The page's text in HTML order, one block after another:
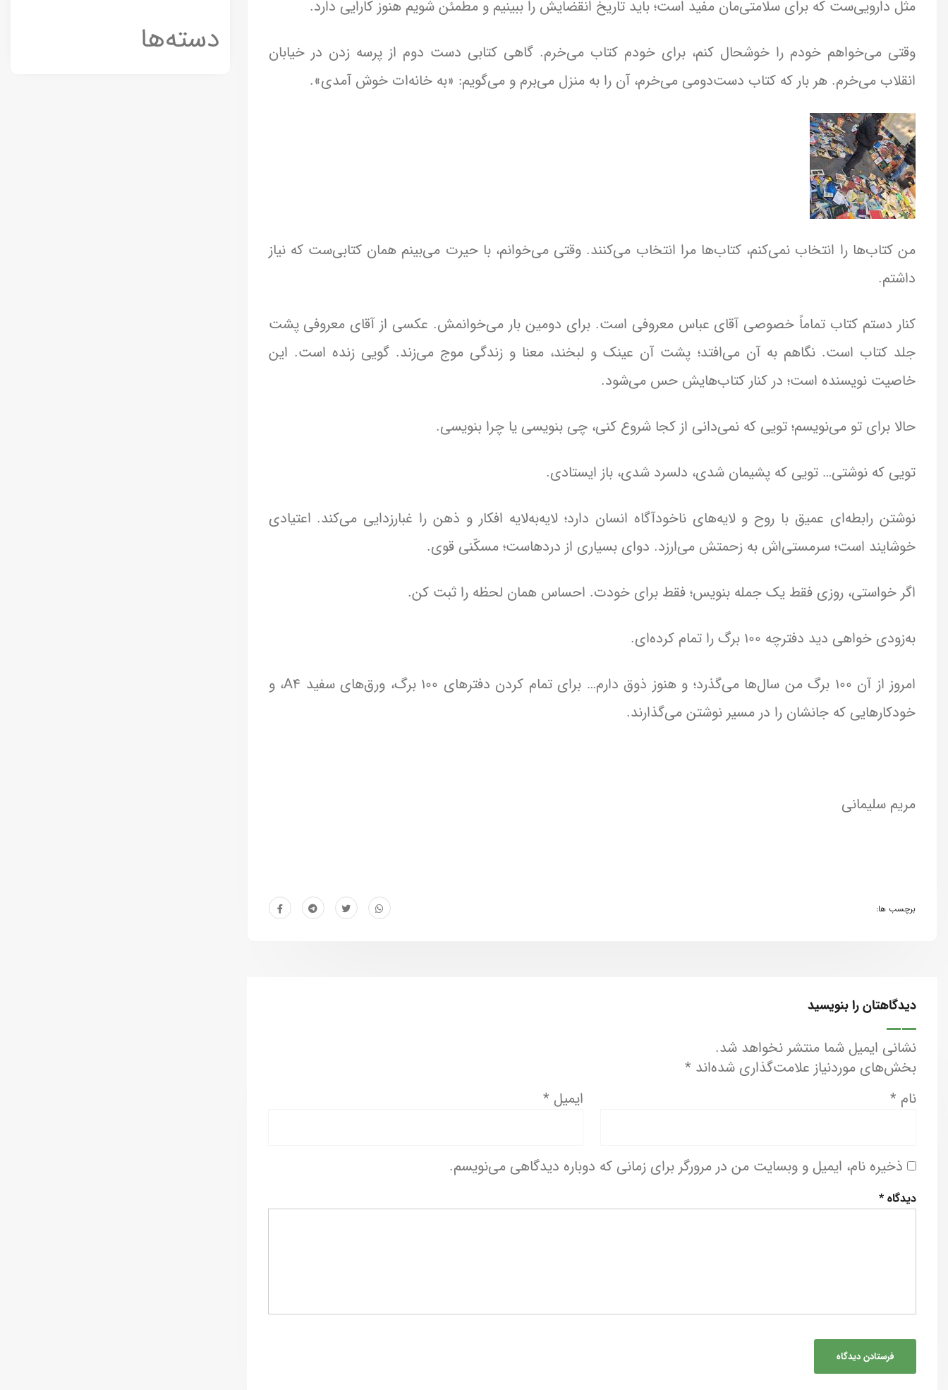
مثل دارویی‌ست که برای سلامتی‌مان مفید است؛ باید تاریخ انقضایش را ببینیم و مطمئن شویم هنوز کارایی دارد.
وقتی می‌خواهم خودم را خوشحال کنم، برای خودم کتاب می‌خرم. گاهی کتابی دست دوم از پرسه زدن در خیابان
انقلاب می‌خرم. هر بار که کتاب دست‌دومی می‌خرم، آن را به منزل می‌برم و می‌گویم: «به خانه‌ات خوش آمدی».
من کتاب‌ها را انتخاب نمی‌کنم، کتاب‌ها مرا انتخاب می‌کنند. وقتی می‌خوانم، با حیرت می‌بینم همان کتابی‌ست که نیاز
داشتم.
کنار دستم کتاب تماماً خصوصی آقای عباس معروفی است. برای دومین بار می‌خوانمش. عکسی از آقای معروفی پشت
جلد کتاب است. نگاهم به آن می‌افتد؛ پشت آن عینک و لبخند، معنا و زندگی موج می‌زند. گویی زنده است. این
خاصیت نویسنده است؛ در کنار کتاب‌هایش حس می‌شود.
حالا برای تو می‌نویسم؛ تویی که نمی‌دانی از کجا شروع کنی، چی بنویسی یا چرا بنویسی.
تویی که نوشتی… تویی که پشیمان شدی، دلسرد شدی، باز ایستادی.
نوشتن رابطه‌ای عمیق با روح و لایه‌های ناخودآگاه انسان دارد؛ لایه‌به‌لایه افکار و ذهن را غبارزدایی می‌کند. اعتیادی
خوشایند است؛ سرمستی‌اش به زحمتش می‌ارزد. دوای بسیاری از دردهاست؛ مسکّنی قوی.
اگر خواستی، روزی فقط یک جمله بنویس؛ فقط برای خودت. احساس همان لحظه را ثبت کن.
به‌زودی خواهی دید دفترچه ۱۰۰ برگ را تمام کرده‌ای.
امروز از آن ۱۰۰ برگ من سال‌ها می‌گذرد؛ و هنوز ذوق دارم… برای تمام کردن دفترهای ۱۰۰ برگ، ورق‌های سفید A4، و
خودکارهایی که جانشان را در مسیر نوشتن می‌گذارند.
مریم سلیمانی
برچسب ها:
دیدگاهتان را بنویسید
نشانی ایمیل شما منتشر نخواهد شد.
بخش‌های موردنیاز علامت‌گذاری شده‌اند *
نام * ایمیل *
ذخیره نام، ایمیل و وبسایت من در مرورگر برای زمانی که دوباره دیدگاهی می‌نویسم.
دیدگاه*
دسته‌ها